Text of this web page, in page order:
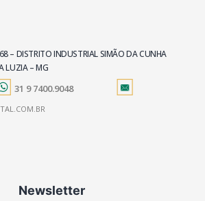
– DISTRITO INDUSTRIAL SIMÃO DA CUNHA
LUZIA – MG
31 9 7400.9048
Newsletter